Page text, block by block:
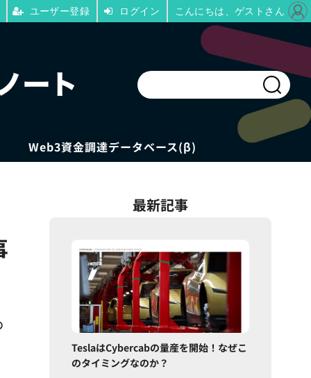
Web3資金調達データベース(β)
最新記事
TeslaはCybercabの量産を開始！なぜこ
のタイミングなのか？
ユーザー登録 ログイン こんにちは、ゲストさん